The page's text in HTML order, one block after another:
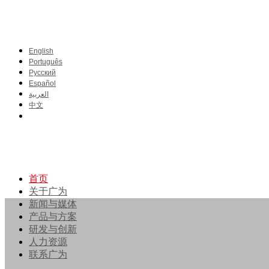
English
Português
Pусский
Español
العربية
中文
首页
关于广为
新闻与媒体
产品与方案
研发与创新
人力资源
联系广为